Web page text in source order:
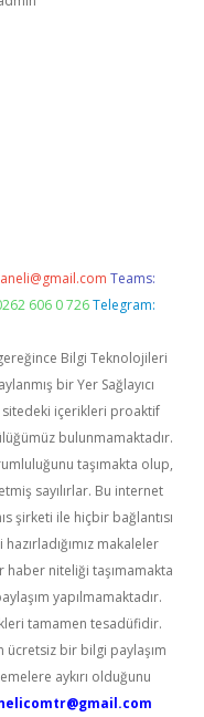
Teams:
606 0 726 Telegram:
Bilgi Teknolojileri
bir Yer Sağlayıcı
içerikleri proaktif
bulunmamaktadır.
taşımakta olup,
sayılırlar. Bu internet
şirketi ile hiçbir bağlantısı
makaleler
haber niteliği taşımamakta
yapılmamaktadır.
tamamen tesadüfidir.
ücretsiz bir bilgi paylaşım
aykırı olduğunu